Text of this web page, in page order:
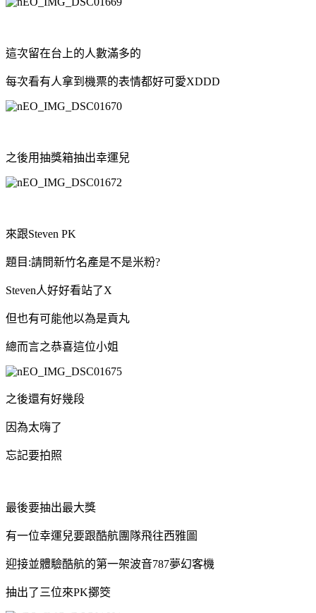
這次留在台上的人數滿多的
每次看有人拿到機票的表情都好可愛XDDD
之後用抽獎箱抽出幸運兒
來跟Steven PK
題目:請問新竹名產是不是米粉?
Steven人好好看站了X
但也有可能他以為是貢丸
總而言之恭喜這位小姐
之後還有好幾段
因為太嗨了
忘記要拍照
最後要抽出最大獎
有一位幸運兒要跟酷航團隊飛往西雅圖
迎接並體驗酷航的第一架波音787夢幻客機
抽出了三位來PK擲筊